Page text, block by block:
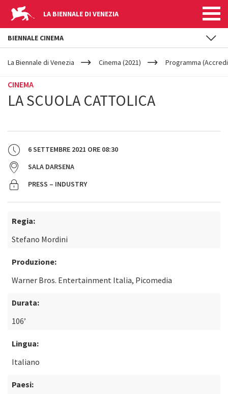
LA BIENNALE DI VENEZIA
YOUR
ARE
La Biennale di Venezia Cinema (2021) Programma
CINEMA
LA SCUOLA CATTOLICA
6 SETTEMBRE 2021 ORE 08:30
SALA DARSENA
PRESS – INDUSTRY
Regia:
Stefano Mordini
Produzione:
Warner Bros. Entertainment Italia, Picomedia
Durata:
106’
Lingua:
Italiano
Paesi:
BIENNALE CINEMA